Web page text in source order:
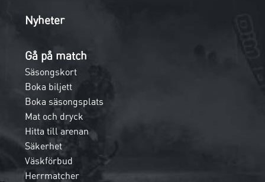
Nyheter
Gå på match
Säsongskort
Boka biljett
Boka säsongsplats
Mat och dryck
Hitta till arenan
Säkerhet
Väskförbud
Herrmatcher